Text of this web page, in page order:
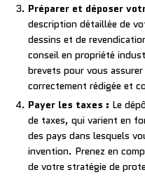
Préparer et déposer
description détaillée de
dessins et de
conseil en propriété
brevets pour vous
correctement rédigée et
Payer les taxes : Le
de taxes, qui varient en
des pays dans lesquels
invention. Prenez en
de votre stratégie de